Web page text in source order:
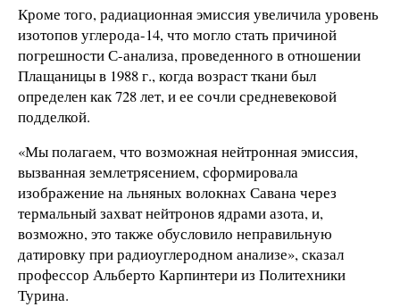
Кроме того, радиационная эмиссия увеличила уровень
изотопов углерода-14, что могло стать причиной
погрешности С-анализа, проведенного в отношении
Плащаницы в 1988 г., когда возраст ткани был
определен как 728 лет, и ее сочли средневековой
подделкой.
«Мы полагаем, что возможная нейтронная эмиссия,
вызванная землетрясением, сформировала
изображение на льняных волокнах Савана через
термальный захват нейтронов ядрами азота, и,
возможно, это также обусловило неправильную
датировку при радиоуглеродном анализе», сказал
профессор Альберто Карпинтери из Политехники
Турина.